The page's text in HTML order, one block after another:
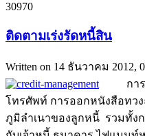
30970
ติดตามเร่งรัดหนี้สิน
Written on 14 ธันวาคม 2012,
การเจ
โทรศัพท์ การออกหนังสือทว
ภูมิลำเนาของลูกหนี้ รวมทั้งก